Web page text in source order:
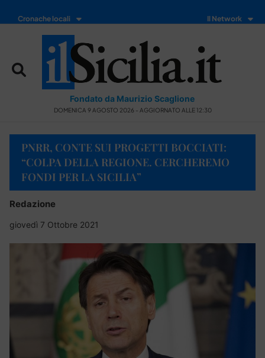
Cronache locali Il Network
Fondato da Maurizio Scaglione
DOMENICA 9 AGOSTO 2026 - AGGIORNATO ALLE 12:30
PNRR, CONTE SUI PROGETTI BOCCIATI:
“COLPA DELLA REGIONE. CERCHEREMO
FONDI PER LA SICILIA”
Redazione
giovedì 7 Ottobre 2021